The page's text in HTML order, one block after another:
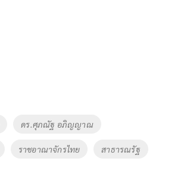
ดร.ศุภณัฐ อภิญญาณ
ราชอาณาจักรไทย สาธารณรัฐ